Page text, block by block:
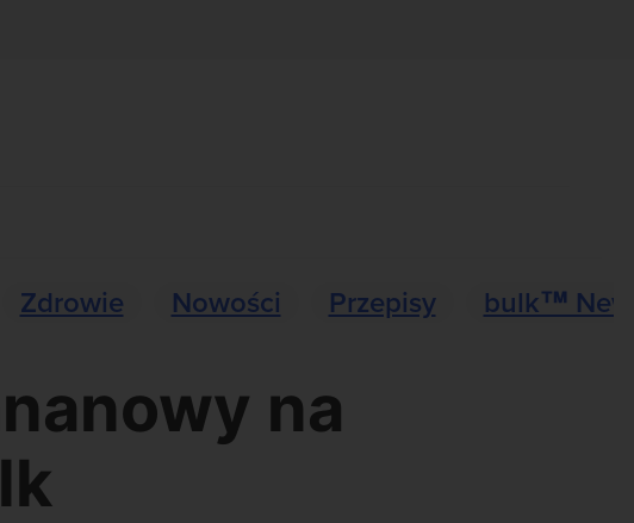
Zdrowie Nowości Przepisy bulk™
na